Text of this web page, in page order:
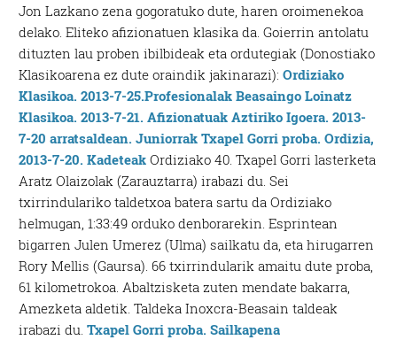
Jon Lazkano zena gogoratuko dute, haren oroimenekoa
delako. Eliteko afizionatuen klasika da. Goierrin antolatu
dituzten lau proben ibilbideak eta ordutegiak (Donostiako
Klasikoarena ez dute oraindik jakinarazi):Ordiziako
Klasikoa. 2013-7-25.Profesionalak Beasaingo Loinatz
Klasikoa. 2013-7-21. Afizionatuak Aztiriko Igoera. 2013-
7-20 arratsaldean. Juniorrak Txapel Gorri proba. Ordizia,
2013-7-20. Kadeteak Ordiziako 40. Txapel Gorri lasterketa
Aratz Olaizolak (Zarauztarra) irabazi du. Sei
txirrindulariko taldetxoa batera sartu da Ordiziako
helmugan, 1:33:49 orduko denborarekin. Esprintean
bigarren Julen Umerez (Ulma) sailkatu da, eta hirugarren
Rory Mellis (Gaursa). 66 txirrindularik amaitu dute proba,
61 kilometrokoa. Abaltzisketa zuten mendate bakarra,
Amezketa aldetik. Taldeka Inoxcra-Beasain taldeak
irabazi du.Txapel Gorri proba. Sailkapena